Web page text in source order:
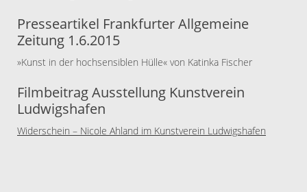
Presseartikel Frankfurter Allgemeine
Zeitung 1.6.2015
»Kunst in der hochsensiblen Hülle« von Katinka Fischer
Filmbeitrag Ausstellung Kunstverein
Ludwigshafen
Widerschein – Nicole Ahland im Kunstverein Ludwigshafen